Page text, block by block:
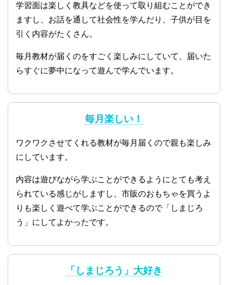
学習面は楽しく教具などを使って取り組むことができ
ますし、お話を通して社会性を学んだり、子供が目を
引く内容がたくさん。
毎月教材が届くのをすごく楽しみにしていて、届いた
らすぐに夢中になって遊んで学んでいます。
毎月楽しい！
ワクワクさせてくれる教材が毎月届くので親も楽しみ
にしています。
内容は遊びながら学ぶことができるようにとても考え
られている感じがしますし、市販のおもちゃを買うよ
りも楽しく遊べて学ぶことができるので「しまじろ
う」にしてよかったです。
「しまじろう」大好き